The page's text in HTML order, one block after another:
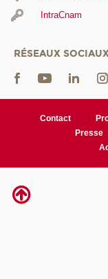
IntraCnam
RÉSEAUX
Contact
Presse